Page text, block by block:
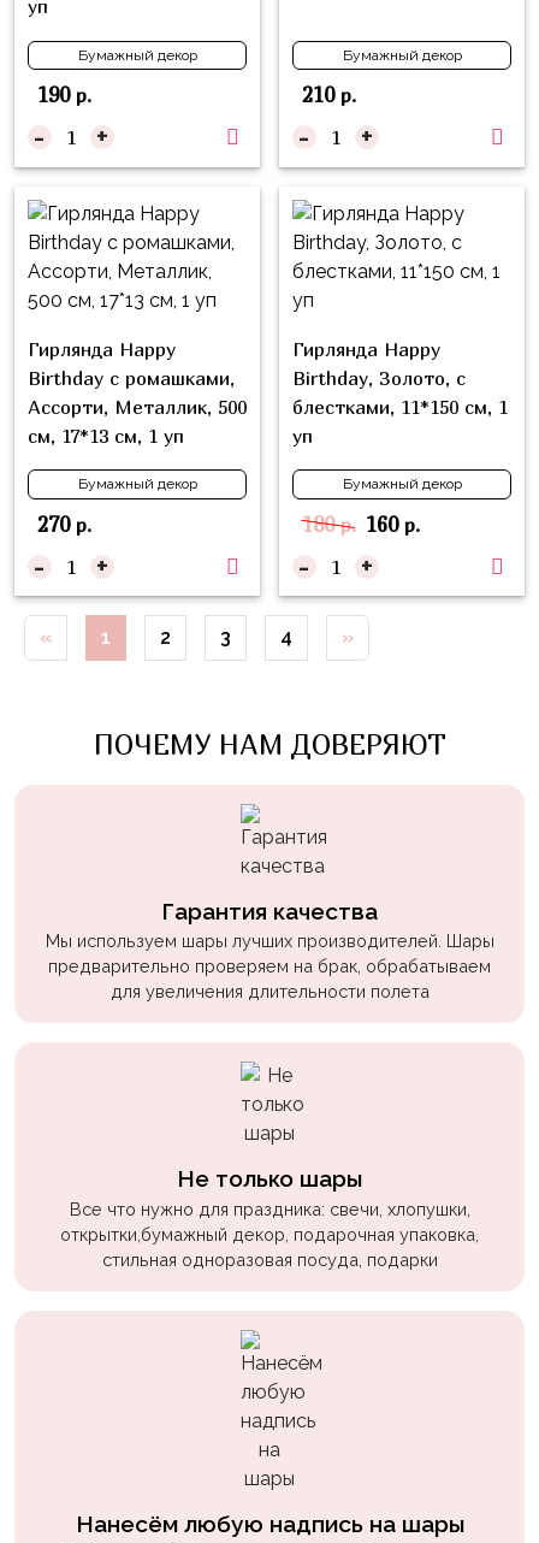
уп
Бумажный декор
190р.
- +
Бумажный декор
210р.
- +
Гирлянда Happy
Birthday с ромашками,
Ассорти, Металлик, 500
см, 17*13 см, 1 уп
Бумажный декор
270р.
- +
Гирлянда Happy
Birthday, Золото, с
блестками, 11*150 см, 1
уп
Бумажный декор
180р. 160р.
- +
« 1 2 3 4 »
ПОЧЕМУ НАМ ДОВЕРЯЮТ
Гарантия качества
Мы используем шары лучших производителей. Шары
предварительно проверяем на брак, обрабатываем
для увеличения длительности полета
Не только шары
Все что нужно для праздника: свечи, хлопушки,
открытки,бумажный декор, подарочная упаковка,
стильная одноразовая посуда, подарки
Нанесём любую надпись на шары
Войны
Уэнсдэй
Трансформеры
Шары
Геймеров
Пиратская
Вечеринка
Девочкам
Бабочки,
жучки,
Мальчикам
Котики,
Ферма